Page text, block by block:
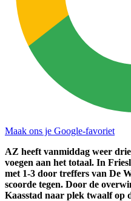
Maak ons je Google-favoriet
AZ heeft vanmiddag weer
voegen aan het totaal. In
met 1-3 door treffers van De
scoorde tegen. Door de
Kaasstad naar plek twaalf op